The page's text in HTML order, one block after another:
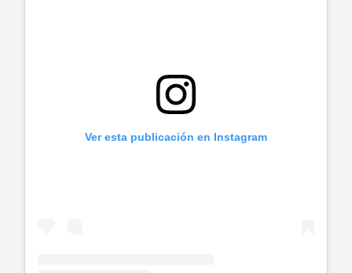
Ver esta publicación en Instagram